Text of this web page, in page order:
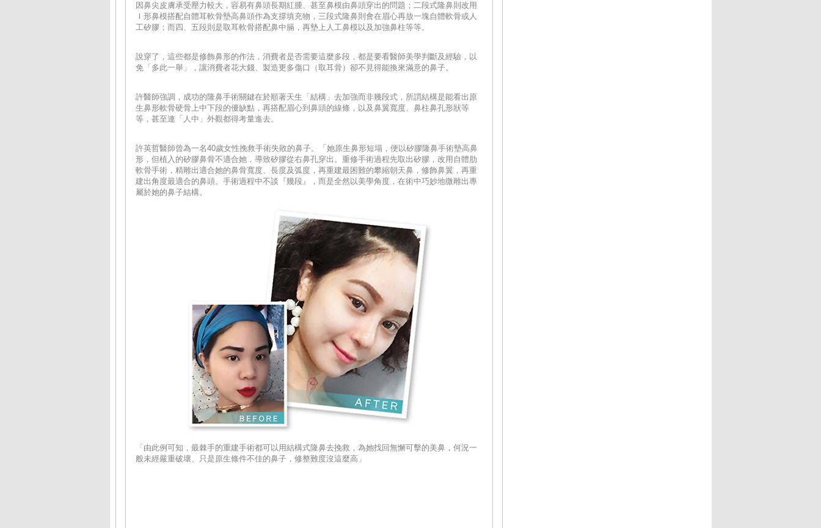
因鼻尖皮膚承受壓力較大，容易有鼻頭長期紅腫、甚至鼻模由鼻頭穿出的問題；二段式隆鼻則改用
Ｉ 形鼻模搭配自體耳軟骨墊高鼻頭作為支撐填充物，三段式隆鼻則會在眉心再放一塊自體軟骨或人
工矽膠；而四、五段則是取耳軟骨搭配鼻中膈，再墊上人工鼻模以及加強鼻柱等等。
說穿了，這些都是修飾鼻形的作法，消費者是否需要這麼多段，都是要看醫師美學判斷及經驗，以
免「多此一舉」，讓消費者花大錢、製造更多傷口（取耳骨）卻不見得能換來滿意的鼻子。
許醫師強調，成功的隆鼻手術關鍵在於順著天生「結構」去加強而非幾段式，所謂結構是能看出原
生鼻形軟骨硬骨上中下段的優缺點，再搭配眉心到鼻頭的線條，以及鼻翼寬度、鼻柱鼻孔形狀等
等，甚至連「人中」外觀都得考量進去。
許英哲醫師曾為一名40歲女性挽救手術失敗的鼻子。「她原生鼻形短塌，便以矽膠隆鼻手術墊高鼻
形，但植入的矽膠鼻骨不適合她，導致矽膠從右鼻孔穿出。重修手術過程先取出矽膠，改用自體肋
軟骨手術，精雕出適合她的鼻骨寬度、長度及弧度，再重建最困難的攀縮朝天鼻，修飾鼻翼，再重
建出角度最適合的鼻頭。手術過程中不談『幾段』，而是全然以美學角度，在術中巧妙地微雕出專
屬於她的鼻子結構。
「由此例可知，最棘手的重建手術都可以用結構式隆鼻去挽救，為她找回無懈可擊的美鼻，何況一
般未經嚴重破壞、只是原生條件不佳的鼻子，修整難度沒這麼高」